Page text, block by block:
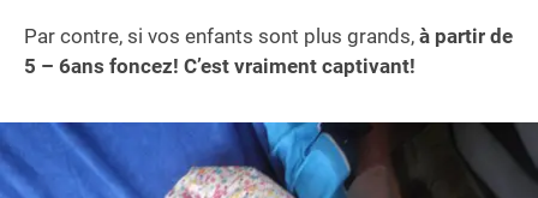
Par contre, si vos enfants sont plus grands, à partir de
5 – 6ans foncez! C’est vraiment captivant!